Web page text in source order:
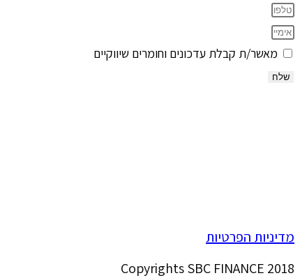
מאשר/ת קבלת עדכונים וחומרים שיווקיים
שלח
מדיניות הפרטיות
Copyrights SBC FINANCE 2018